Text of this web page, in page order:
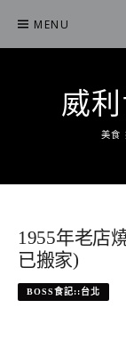
content
MENU
威
美食
1955年老店
已搬家)
BOSS食記::台北